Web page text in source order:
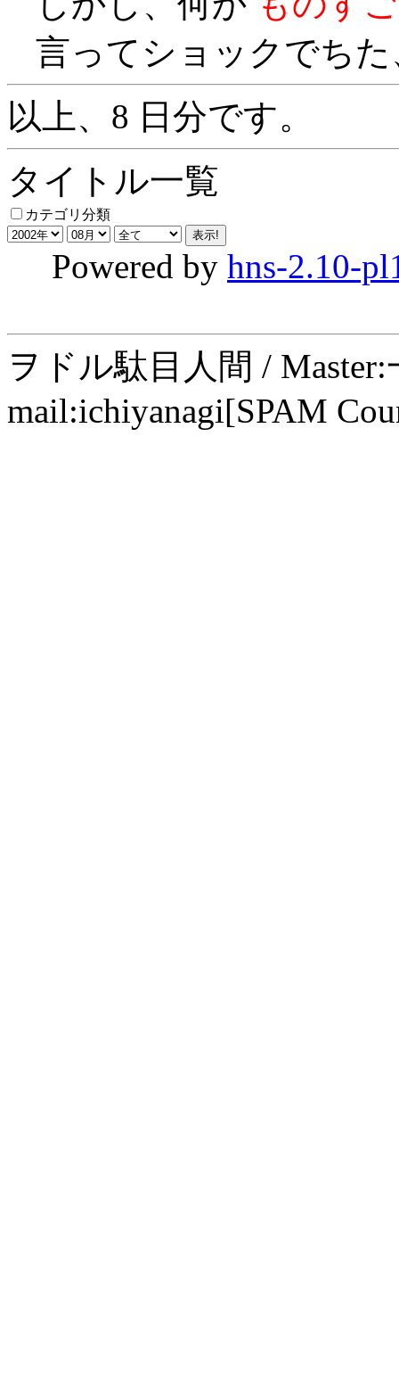
言ってショックでちた
以上、8 日分です。
タイトル一覧
カテゴリ分類
Powered by hns-2.10-
ヲドル駄目人間 /
mail:ichiyanagi[SPAM